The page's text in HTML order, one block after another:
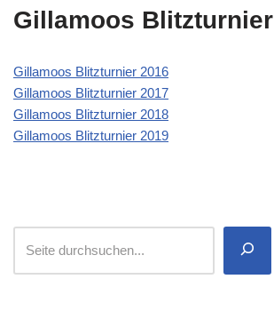
Gillamoos Blitzturnier
Gillamoos Blitzturnier 2016
Gillamoos Blitzturnier 2017
Gillamoos Blitzturnier 2018
Gillamoos Blitzturnier 2019